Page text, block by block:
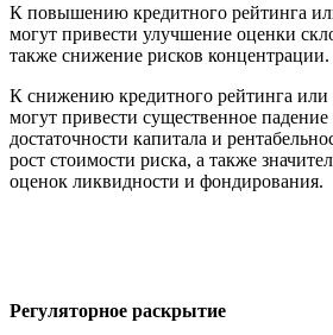
К повышению кредитного рейтинга
могут привести улучшение оценки
также снижение рисков концентрации.
К снижению кредитного рейтинга
могут привести существенное падение
достаточности капитала и
рост стоимости риска, а также
оценок ликвидности и фондирования.
Регуляторное раскрытие